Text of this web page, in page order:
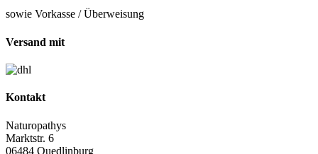
sowie Vorkasse / Überweisung
Versand mit
Kontakt
Naturopathys
Marktstr. 6
06484 Quedlinburg